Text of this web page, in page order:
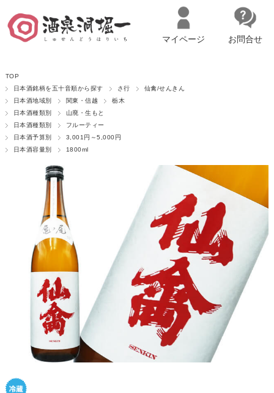
マイページへログイン
マイページ お問合せ
TOP
日本酒銘柄を五十音順から探す
さ行
仙禽/せんきん
日本酒地域別
関東・信越
栃木
日本酒種類別
山廃・生もと
日本酒種類別
フルーティー
日本酒予算別
3,001円～5,000円
日本酒容量別
1800ml